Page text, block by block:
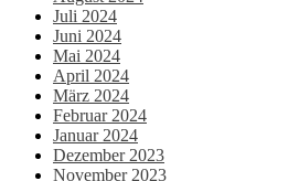
Juli 2024
Juni 2024
Mai 2024
April 2024
März 2024
Februar 2024
Januar 2024
Dezember 2023
November 2023